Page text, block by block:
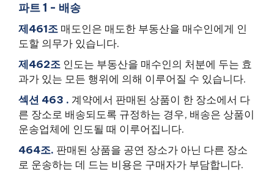
파트 1 - 배송
제461조 매도인은 매도한 부동산을 매수인에게 인
도할 의무가 있습니다.
제462조 인도는 부동산을 매수인의 처분에 두는 효
과가 있는 모든 행위에 의해 이루어질 수 있습니다.
섹션 463 . 계약에서 판매된 상품이 한 장소에서 다
른 장소로 배송되도록 규정하는 경우, 배송은 상품이
운송업체에 인도될 때 이루어집니다.
464조. 판매된 상품을 공연 장소가 아닌 다른 장소
로 운송하는 데 드는 비용은 구매자가 부담합니다.